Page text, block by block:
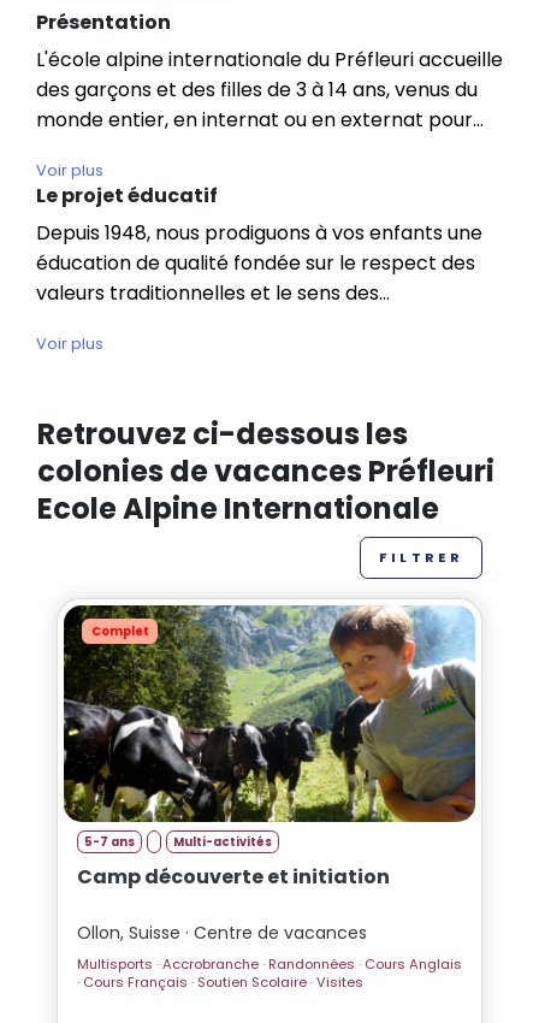
Présentation
L'école alpine internationale du Préfleuri accueille
des garçons et des filles de 3 à 14 ans, venus du
monde entier, en internat ou en externat pour
et studieuses.
Dans une situation privilégiée en Suisse, vous
trouverez Préfleuri niché sur un plateau alpin
ensoleillé et entouré par la nature. À seulement 2
km de la prestigieuse station de ski alpin de
Voir plus
Le projet éducatif
Depuis 1948, nous prodiguons à vos enfants une
éducation de qualité fondée sur le respect des
valeurs traditionnelles et le sens des
Par l’écoute, le respect de l’individualité,
l’ouverture du cœur, le Préfleuri a fait le choix,
d’accompagner chaque enfant sur le chemin de
l’éclosion et de l’épanouissement de sa
Voir plus
Retrouvez ci-dessous les
colonies de vacances Préfleuri
Ecole Alpine Internationale
FILTRER
Complet
5-7 ans Multi-activités
Camp découverte et initiation
Ollon, Suisse · Centre de vacances
Multisports · Accrobranche · Randonnées · Cours Anglais
· Cours Français · Soutien Scolaire · Visites